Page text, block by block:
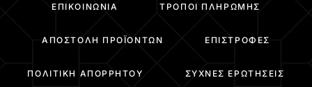
ΕΠΙΚΟΙΝΩΝΊΑ ΤΡΌΠΟΙ ΠΛΗΡΩΜΉΣ
ΑΠΟΣΤΟΛΉ ΠΡΟΪΌΝΤΩΝ ΕΠΙΣΤΡΟΦΈΣ
ΠΟΛΙΤΙΚΉ ΑΠΟΡΡΉΤΟΥ ΣΥΧΝΈΣ ΕΡΩΤΉΣΕΙΣ